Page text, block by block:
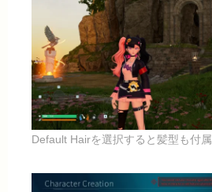
Default Hairを選択すると髪型も付属